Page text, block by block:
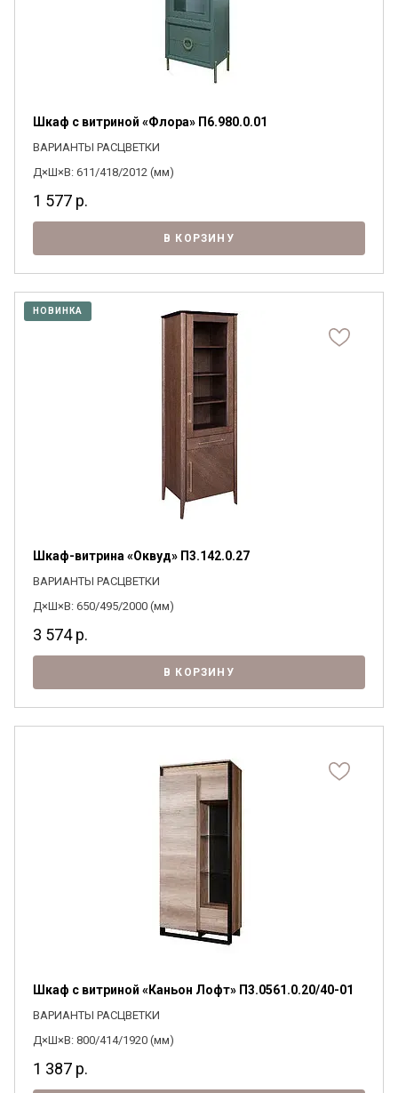
Шкаф с витриной «Флора» П6.980.0.01
ВАРИАНТЫ РАСЦВЕТКИ
Д×Ш×В: 611/418/2012 (мм)
1 577 р.
В КОРЗИНУ
НОВИНКА
Шкаф-витрина «Оквуд» П3.142.0.27
ВАРИАНТЫ РАСЦВЕТКИ
Д×Ш×В: 650/495/2000 (мм)
3 574р.
В КОРЗИНУ
Шкаф с витриной «Каньон Лофт» П3.0561.0.20/40-01
ВАРИАНТЫ РАСЦВЕТКИ
Д×Ш×В: 800/414/1920 (мм)
1 387 р.